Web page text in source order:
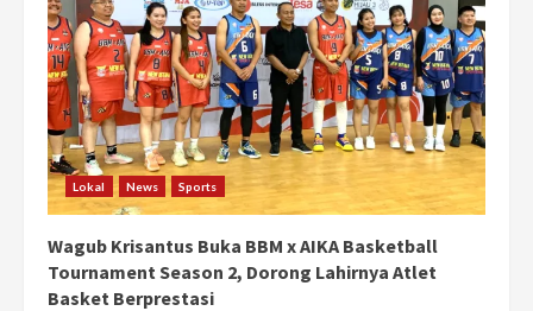
e
a
d
i
n
g
Lokal News Sports
Wagub Krisantus Buka BBM x AIKA Basketball
Tournament Season 2, Dorong Lahirnya Atlet
Basket Berprestasi